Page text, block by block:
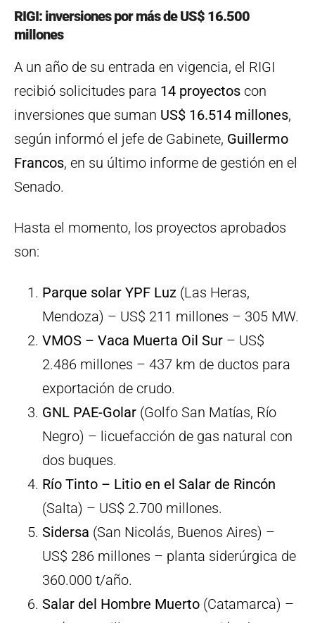
RIGI: inversiones por más de US$ 16.500
millones
A un año de su entrada en vigencia, el RIGI
recibió solicitudes para 14 proyectos con
inversiones que suman US$ 16.514 millones,
según informó el jefe de Gabinete, Guillermo
Francos, en su último informe de gestión en el
Senado.
Hasta el momento, los proyectos aprobados
son:
Parque solar YPF Luz (Las Heras,
Mendoza) – US$ 211 millones – 305 MW.
VMOS – Vaca Muerta Oil Sur – US$
2.486 millones – 437 km de ductos para
exportación de crudo.
GNL PAE-Golar (Golfo San Matías, Río
Negro) – licuefacción de gas natural con
dos buques.
Río Tinto – Litio en el Salar de Rincón
(Salta) – US$ 2.700 millones.
Sidersa (San Nicolás, Buenos Aires) –
US$ 286 millones – planta siderúrgica de
360.000 t/año.
Salar del Hombre Muerto (Catamarca) –